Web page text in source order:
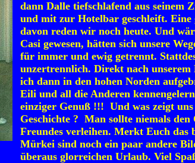
dann Dalle tiefschlafend aus seinem
und mit zur Hotelbar geschleift. Eine
davon reden wir noch heute. Und
Casi gewesen, hätten sich unsere
für immer und ewig getrennt.
unzertrennlich. Direkt nach
ich dann in den hohen Norden
Eili und all die Anderen
einziger Genuß !!! Und was zeigt uns
Geschichte ? Man sollte niemals den
Freundes verleihen. Merkt Euch
Mürkei sind noch ein paar andere
überaus glorreichen Urlaub. Viel